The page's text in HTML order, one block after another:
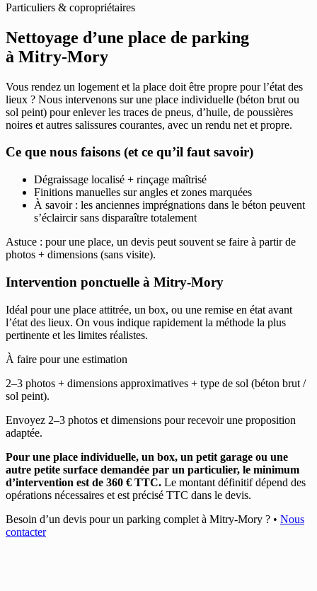
Particuliers & copropriétaires
Nettoyage d’une place de parking
à Mitry-Mory
Vous rendez un logement et la place doit être propre pour l’état des
lieux ? Nous intervenons sur une place individuelle (béton brut ou
sol peint) pour enlever les traces de pneus, d’huile, de poussières
noires et autres salissures courantes, avec un rendu net et propre.
Ce que nous faisons (et ce qu’il faut savoir)
Dégraissage localisé + rinçage maîtrisé
Finitions manuelles sur angles et zones marquées
À savoir : les anciennes imprégnations dans le béton peuvent
s’éclaircir sans disparaître totalement
Astuce : pour une place, un devis peut souvent se faire à partir de
photos + dimensions (sans visite).
Intervention ponctuelle à Mitry-Mory
Idéal pour une place attitrée, un box, ou une remise en état avant
l’état des lieux. On vous indique rapidement la méthode la plus
pertinente et les limites réalistes.
À faire pour une estimation
2–3 photos + dimensions approximatives + type de sol (béton brut /
sol peint).
Envoyez 2–3 photos et dimensions pour recevoir une proposition
adaptée.
Pour une place individuelle, un box, un petit garage ou une
autre petite surface demandée par un particulier, le minimum
d’intervention est de 360 € TTC. Le montant définitif dépend des
opérations nécessaires et est précisé TTC dans le devis.
Besoin d’un devis pour un parking complet à Mitry-Mory ? • Nous
contacter